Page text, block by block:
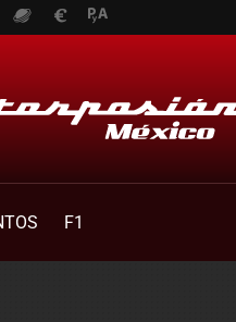
F1